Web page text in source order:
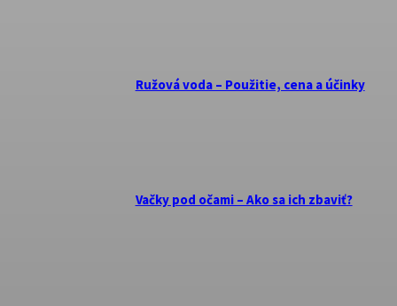
Ružová voda – Použitie, cena a účinky
Vačky pod očami – Ako sa ich zbaviť?